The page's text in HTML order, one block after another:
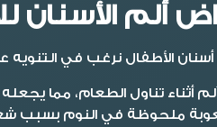
ألم الأسنان
أسنان الأطفال نرغب في التنويه
أثناء تناول الطعام، مما
ملحوظة في النوم بسبب